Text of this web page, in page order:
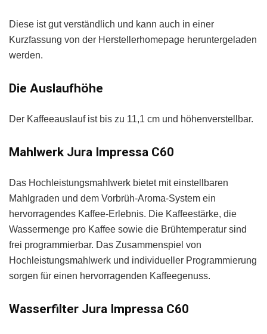
Diese ist gut verständlich und kann auch in einer
Kurzfassung von der Herstellerhomepage heruntergeladen
werden.
Die Auslaufhöhe
Der Kaffeeauslauf ist bis zu 11,1 cm und höhenverstellbar.
Mahlwerk Jura Impressa C60
Das Hochleistungsmahlwerk bietet mit einstellbaren
Mahlgraden und dem Vorbrüh-Aroma-System ein
hervorragendes Kaffee-Erlebnis. Die Kaffeestärke, die
Wassermenge pro Kaffee sowie die Brühtemperatur sind
frei programmierbar. Das Zusammenspiel von
Hochleistungsmahlwerk und individueller Programmierung
sorgen für einen hervorragenden Kaffeegenuss.
Wasserfilter Jura Impressa C60